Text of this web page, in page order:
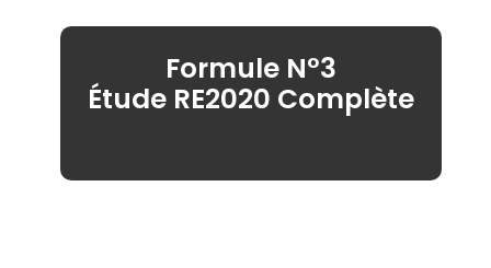
Formule N°3
Étude RE2020 Complète